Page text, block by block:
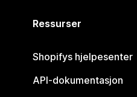
Ressurser
Shopifys hjelpesenter
API-dokumentasjon